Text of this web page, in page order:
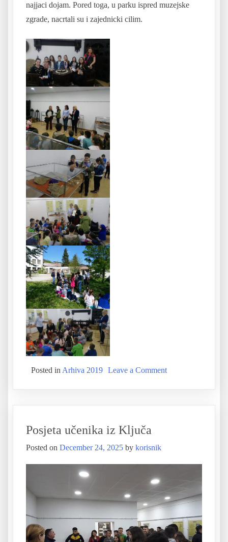
najjaci dojam. Pored toga, u parku ispred muzejske
zgrade, nacrtali su i zajednicki cilim.
Posted in Arhiva 2019 Leave a Comment
Posjeta učenika iz Ključa
Posted on December 24, 2025 by korisnik